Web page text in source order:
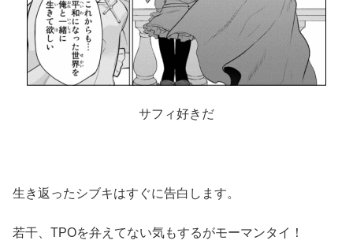
サフィ好きだ
生き返ったシブキはすぐに告白します。
若干、TPOを弁えてない気もするがモーマンタイ！